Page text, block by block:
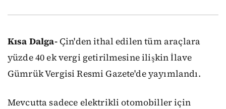
Kısa Dalga-Çin'den ithal edilen tüm araçlara
yüzde 40 ek vergi getirilmesine ilişkin İlave
Gümrük Vergisi Resmi Gazete'de yayımlandı.
Mevcutta sadece elektrikli otomobiller için